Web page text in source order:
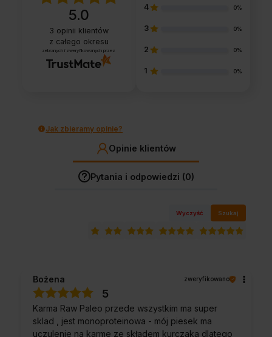
5.0
3 opinii klientów
z całego okresu
zebranych i zweryfikowanych przez
4 0%
3 0%
2 0%
1 0%
Jak zbieramy opinie?
Opinie klientów
Pytania i odpowiedzi (0)
Wyczyść Szukaj
Bożena zweryfikowano
5
Karma Raw Paleo przede wszystkim ma super
sklad , jest monoproteinowa - mój piesek ma
uczulenie na karme ze składem kurczaka dlatego